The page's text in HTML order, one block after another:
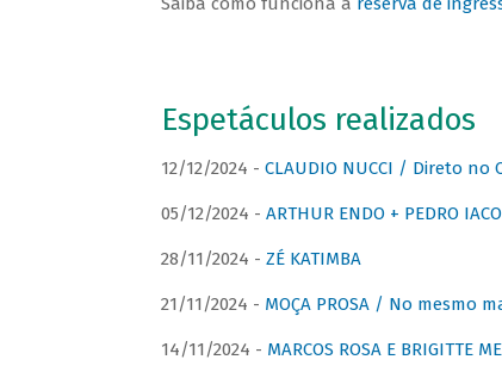
Espetáculos realizados
12/12/2024 - CLAUDIO NUCCI / Direto no
05/12/2024 - ARTHUR ENDO + PEDRO
28/11/2024 - ZÉ KATIMBA
21/11/2024 - MOÇA PROSA / No mesmo
14/11/2024 - MARCOS ROSA E